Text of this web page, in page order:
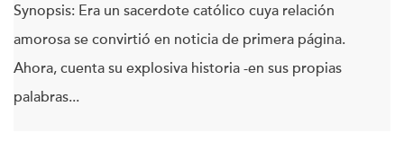
Synopsis: Era un sacerdote católico cuya relación
amorosa se convirtió en noticia de primera página.
Ahora, cuenta su explosiva historia -en sus propias
palabras...